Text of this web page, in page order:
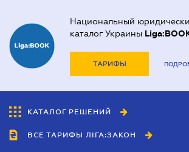
Национальный
каталог Украины
ТАРИФЫ
КАТАЛОГ РЕШЕНИЙ
ВСЕ ТАРИФЫ ЛІГА:ЗАКОН